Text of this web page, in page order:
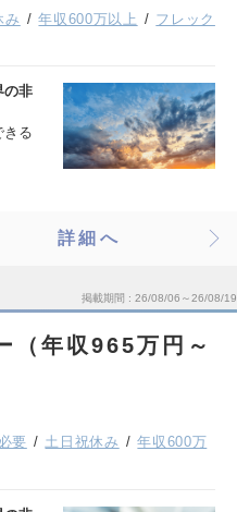
み 年収600万以上
フレック
の非
きる
詳細へ
掲載期間 26/08/06～26/08/19
年収965万円～
要 土日祝休み
年収600万